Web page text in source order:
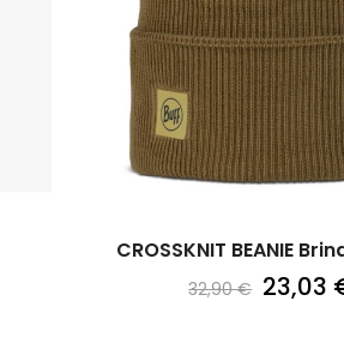
CROSSKNIT BEANIE
32,90 € 23,03